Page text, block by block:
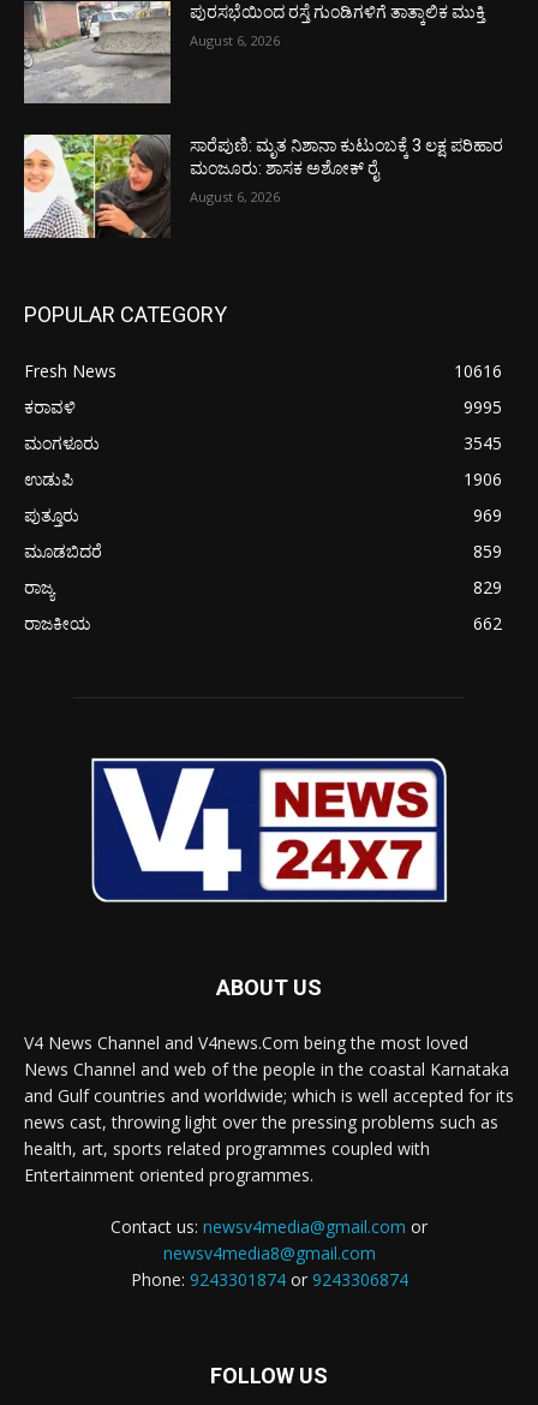
ಪುರಸಭೆಯಿಂದ ರಸ್ತೆ ಗುಂಡಿಗಳಿಗೆ ತಾತ್ಕಾಲಿಕ ಮುಕ್ತಿ
August 6, 2026
ಸಾರೆಪುಣಿ: ಮೃತ ನಿಶಾನಾ ಕುಟುಂಬಕ್ಕೆ 3 ಲಕ್ಷ ಪರಿಹಾರ
ಮಂಜೂರು: ಶಾಸಕ ಅಶೋಕ್ ರೈ
August 6, 2026
POPULAR CATEGORY
Fresh News
10616
ಕರಾವಳಿ
9995
ಮಂಗಳೂರು
3545
ಉಡುಪಿ
1906
ಪುತ್ತೂರು
969
ಮೂಡಬಿದರೆ
859
ರಾಜ್ಯ
829
ರಾಜಕೀಯ
662
ABOUT US
V4 News Channel and V4news.Com being the most loved
News Channel and web of the people in the coastal Karnataka
and Gulf countries and worldwide; which is well accepted for its
news cast, throwing light over the pressing problems such as
health, art, sports related programmes coupled with
Entertainment oriented programmes.
Contact us: newsv4media@gmail.com or
newsv4media8@gmail.com
Phone: 9243301874or 9243306874
FOLLOW US